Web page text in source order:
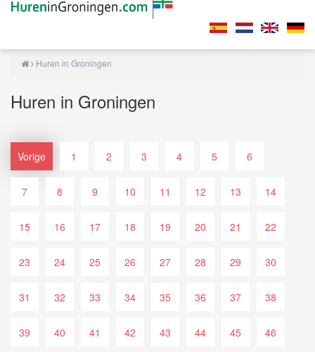
Huren in Groningen
Huren in Groningen
Vorige 1 2 3 4 5 6
7 8 9 10 11 12 13 14
15 16 17 18 19 20 21 22
23 24 25 26 27 28 29 30
31 32 33 34 35 36 37 38
39 40 41 42 43 44 45 46